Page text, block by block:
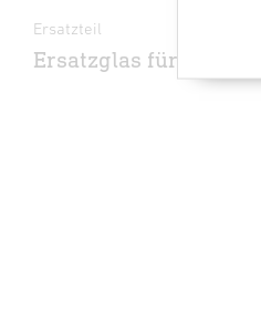
Ersatzteil
Ersatzglas für DL 750 S